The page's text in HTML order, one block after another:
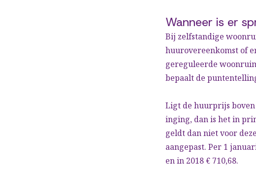
Wanneer is er
Bij zelfstandige
huurovereenkomst of
gereguleerde
bepaalt de
Ligt de huurprijs
inging, dan is het in
geldt dan niet voor
aangepast. Per 1
en in 2018 € 710,68.